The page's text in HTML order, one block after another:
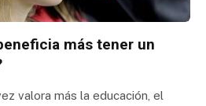
más tener un
valora más la educación, el